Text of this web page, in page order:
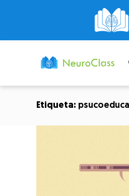
Etiqueta: